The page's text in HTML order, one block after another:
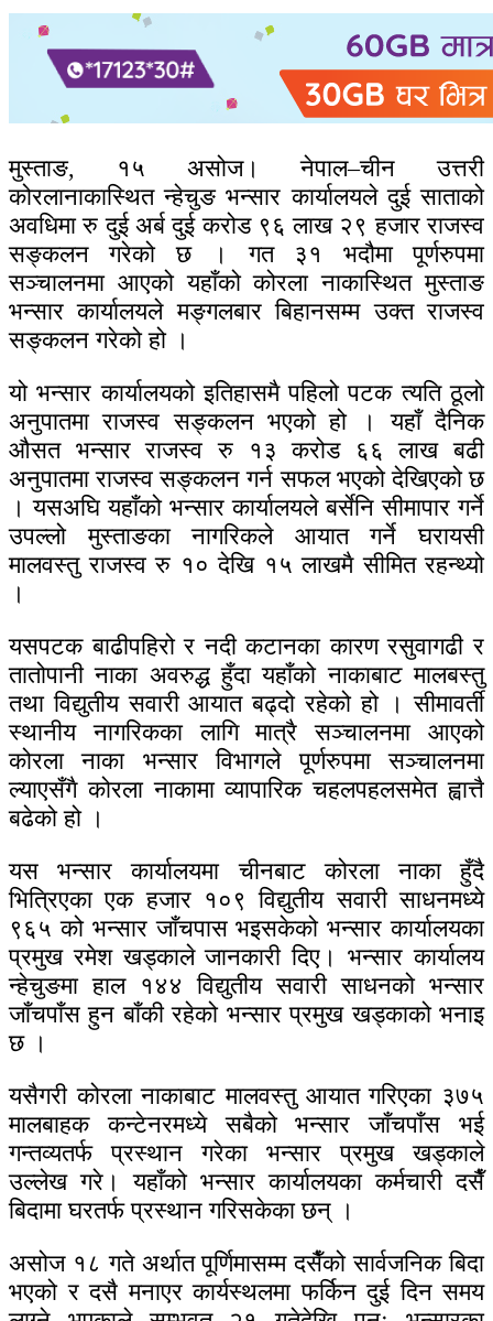
मुस्ताङ, १५ असोज। नेपाल–चीन उत्तरी
कोरलानाकास्थित न्हेचुङ भन्सार कार्यालयले दुई साताको
अवधिमा रु दुई अर्ब दुई करोड ९६ लाख २९ हजार राजस्व
सङ्कलन गरेको छ । गत ३१ भदौमा पूर्णरुपमा
सञ्चालनमा आएको यहाँको कोरला नाकास्थित मुस्ताङ
भन्सार कार्यालयले मङ्गलबार बिहानसम्म उक्त राजस्व
सङ्कलन गरेको हो ।
यो भन्सार कार्यालयको इतिहासमै पहिलो पटक त्यति ठूलो
अनुपातमा राजस्व सङ्कलन भएको हो । यहाँ दैनिक
औसत भन्सार राजस्व रु १३ करोड ६६ लाख बढी
अनुपातमा राजस्व सङ्कलन गर्न सफल भएको देखिएको छ
। यसअघि यहाँको भन्सार कार्यालयले बर्सेनि सीमापार गर्ने
उपल्लो मुस्ताङका नागरिकले आयात गर्ने घरायसी
मालवस्तु राजस्व रु १० देखि १५ लाखमै सीमित रहन्थ्यो
।
यसपटक बाढीपहिरो र नदी कटानका कारण रसुवागढी र
तातोपानी नाका अवरुद्ध हुँदा यहाँको नाकाबाट मालबस्तु
तथा विद्युतीय सवारी आयात बढ्दो रहेको हो । सीमावर्ती
स्थानीय नागरिकका लागि मात्रै सञ्चालनमा आएको
कोरला नाका भन्सार विभागले पूर्णरुपमा सञ्चालनमा
ल्याएसँगै कोरला नाकामा व्यापारिक चहलपहलसमेत ह्वात्तै
बढेको हो ।
यस भन्सार कार्यालयमा चीनबाट कोरला नाका हुँदै
भित्रिएका एक हजार १०९ विद्युतीय सवारी साधनमध्ये
९६५ को भन्सार जाँचपास भइसकेको भन्सार कार्यालयका
प्रमुख रमेश खड्काले जानकारी दिए। भन्सार कार्यालय
न्हेचुङमा हाल १४४ विद्युतीय सवारी साधनको भन्सार
जाँचपाँस हुन बाँकी रहेको भन्सार प्रमुख खड्काको भनाइ
छ ।
यसैगरी कोरला नाकाबाट मालवस्तु आयात गरिएका ३७५
मालबाहक कन्टेनरमध्ये सबैको भन्सार जाँचपाँस भई
गन्तव्यतर्फ प्रस्थान गरेका भन्सार प्रमुख खड्काले
उल्लेख गरे। यहाँको भन्सार कार्यालयका कर्मचारी दसैँ
बिदामा घरतर्फ प्रस्थान गरिसकेका छन् ।
असोज १८ गते अर्थात पूर्णिमासम्म दसैँको सार्वजनिक बिदा
भएको र दसै मनाएर कार्यस्थलमा फर्किन दुई दिन समय